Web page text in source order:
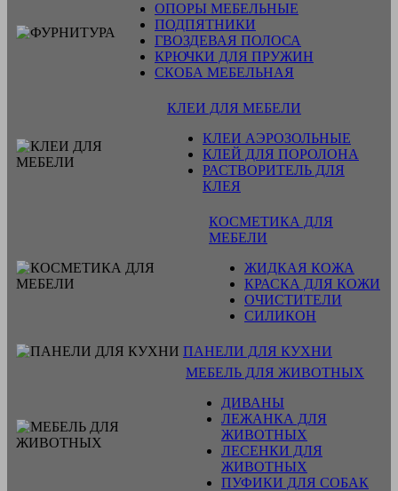
ОПОРЫ МЕБЕЛЬНЫЕ
ПОДПЯТНИКИ
ГВОЗДЕВАЯ ПОЛОСА
КРЮЧКИ ДЛЯ ПРУЖИН
СКОБА МЕБЕЛЬНАЯ
КЛЕИ ДЛЯ МЕБЕЛИ
КЛЕИ АЭРОЗОЛЬНЫЕ
КЛЕЙ ДЛЯ ПОРОЛОНА
РАСТВОРИТЕЛЬ ДЛЯ
КЛЕЯ
КОСМЕТИКА ДЛЯ
МЕБЕЛИ
ЖИДКАЯ КОЖА
КРАСКА ДЛЯ КОЖИ
ОЧИСТИТЕЛИ
СИЛИКОН
ПАНЕЛИ ДЛЯ КУХНИ
МЕБЕЛЬ ДЛЯ ЖИВОТНЫХ
ДИВАНЫ
ЛЕЖАНКА ДЛЯ
ЖИВОТНЫХ
ЛЕСЕНКИ ДЛЯ
ЖИВОТНЫХ
ПУФИКИ ДЛЯ СОБАК